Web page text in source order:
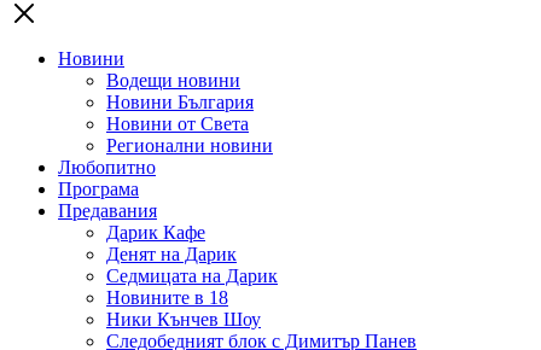
Новини
Водещи новини
Новини България
Новини от Света
Регионални новини
Любопитно
Програма
Предавания
Дарик Кафе
Денят на Дарик
Седмицата на Дарик
Новините в 18
Ники Кънчев Шоу
Следобедният блок с Димитър Панев